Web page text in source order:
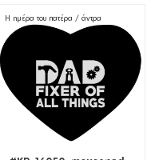
Η ημέρα του πατέρα / άντρα